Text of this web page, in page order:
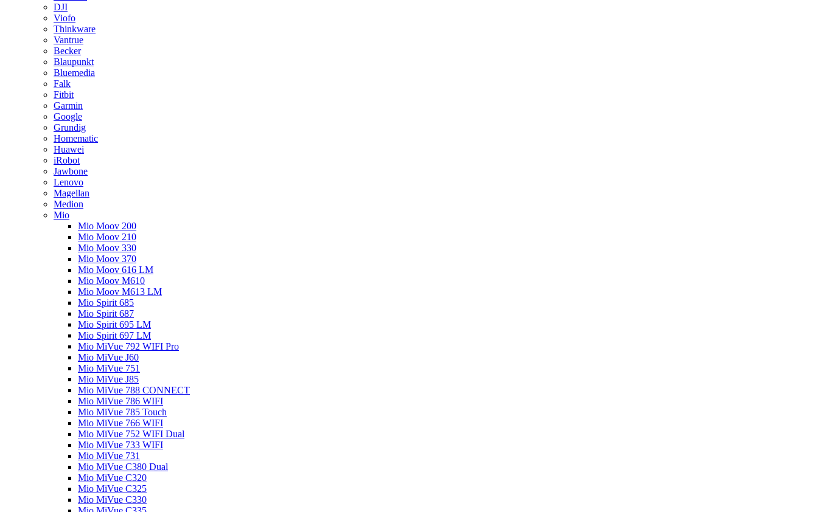
DJI
Viofo
Thinkware
Vantrue
Becker
Blaupunkt
Bluemedia
Falk
Fitbit
Garmin
Google
Grundig
Homematic
Huawei
iRobot
Jawbone
Lenovo
Magellan
Medion
Mio
Mio Moov 200
Mio Moov 210
Mio Moov 330
Mio Moov 370
Mio Moov 616 LM
Mio Moov M610
Mio Moov M613 LM
Mio Spirit 685
Mio Spirit 687
Mio Spirit 695 LM
Mio Spirit 697 LM
Mio MiVue 792 WIFI Pro
Mio MiVue J60
Mio MiVue 751
Mio MiVue J85
Mio MiVue 788 CONNECT
Mio MiVue 786 WIFI
Mio MiVue 785 Touch
Mio MiVue 766 WIFI
Mio MiVue 752 WIFI Dual
Mio MiVue 733 WIFI
Mio MiVue 731
Mio MiVue C380 Dual
Mio MiVue C320
Mio MiVue C325
Mio MiVue C330